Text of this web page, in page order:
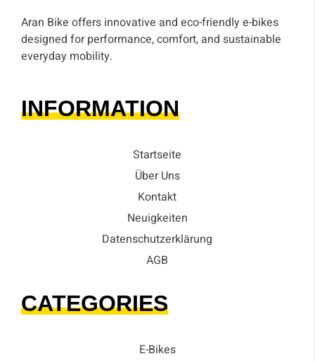
Aran Bike offers innovative and eco-friendly e-bikes
designed for performance, comfort, and sustainable
everyday mobility.
INFORMATION
Startseite
Über Uns
Kontakt
Neuigkeiten
Datenschutzerklärung
AGB
CATEGORIES
E-Bikes